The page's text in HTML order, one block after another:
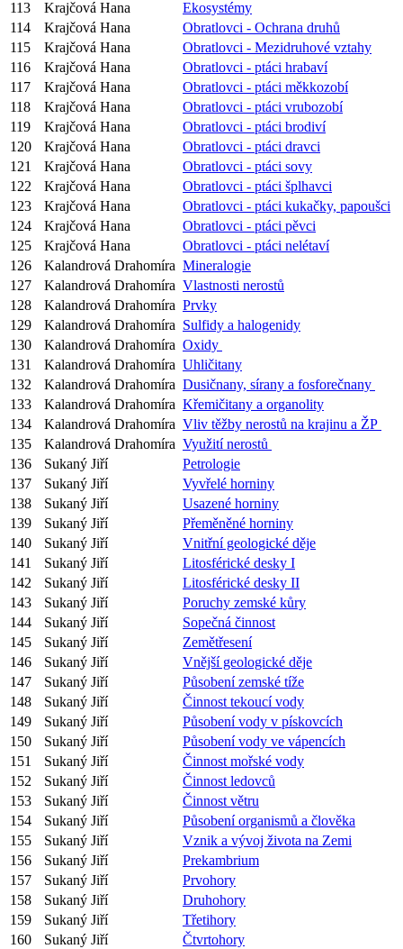
113
Krajčová Hana
Ekosystémy
114
Krajčová Hana
Obratlovci - Ochrana druhů
115
Krajčová Hana
Obratlovci - Mezidruhové vztahy
116
Krajčová Hana
Obratlovci - ptáci hrabaví
117
Krajčová Hana
Obratlovci - ptáci měkkozobí
118
Krajčová Hana
Obratlovci - ptáci vrubozobí
119
Krajčová Hana
Obratlovci - ptáci brodiví
120
Krajčová Hana
Obratlovci - ptáci dravci
121
Krajčová Hana
Obratlovci - ptáci sovy
122
Krajčová Hana
Obratlovci - ptáci šplhavci
123
Krajčová Hana
Obratlovci - ptáci kukačky, papoušci
124
Krajčová Hana
Obratlovci - ptáci pěvci
125
Krajčová Hana
Obratlovci - ptáci nelétaví
126
Kalandrová Drahomíra Mineralogie
127
Kalandrová Drahomíra Vlastnosti nerostů
128
Kalandrová Drahomíra Prvky
129
Kalandrová Drahomíra Sulfidy a halogenidy
130
Kalandrová Drahomíra Oxidy
131
Kalandrová Drahomíra Uhličitany
132
Kalandrová Drahomíra Dusičnany, sírany a fosforečnany
133
Kalandrová Drahomíra Křemičitany a organolity
134
Kalandrová Drahomíra Vliv těžby nerostů na krajinu a ŽP
135
Kalandrová Drahomíra Využití nerostů
136
Sukaný Jiří
Petrologie
137
Sukaný Jiří
Vyvřelé horniny
138
Sukaný Jiří
Usazené horniny
139
Sukaný Jiří
Přeměněné horniny
140
Sukaný Jiří
Vnitřní geologické děje
141
Sukaný Jiří
Litosférické desky I
142
Sukaný Jiří
Litosférické desky II
143
Sukaný Jiří
Poruchy zemské kůry
144
Sukaný Jiří
Sopečná činnost
145
Sukaný Jiří
Zemětřesení
146
Sukaný Jiří
Vnější geologické děje
147
Sukaný Jiří
Působení zemské tíže
148
Sukaný Jiří
Činnost tekoucí vody
149
Sukaný Jiří
Působení vody v pískovcích
150
Sukaný Jiří
Působení vody ve vápencích
151
Sukaný Jiří
Činnost mořské vody
152
Sukaný Jiří
Činnost ledovců
153
Sukaný Jiří
Činnost větru
154
Sukaný Jiří
Působení organismů a člověka
155
Sukaný Jiří
Vznik a vývoj života na Zemi
156
Sukaný Jiří
Prekambrium
157
Sukaný Jiří
Prvohory
158
Sukaný Jiří
Druhohory
159
Sukaný Jiří
Třetihory
160
Sukaný Jiří
Čtvrtohory